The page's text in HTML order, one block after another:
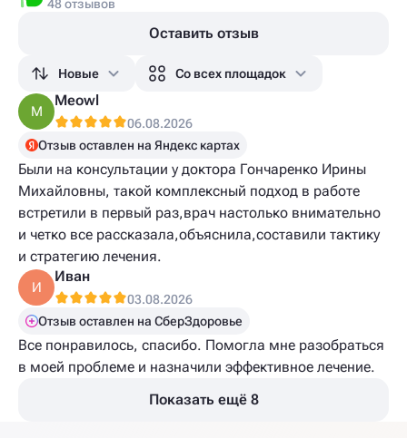
48 отзывов
Оставить отзыв
Новые Со всех площадок
M
Meowl
06.08.2026
Отзыв оставлен на Яндекс картах
Были на консультации у доктора Гончаренко Ирины
Михайловны, такой комплексный подход в работе
встретили в первый раз,врач настолько внимательно
и четко все рассказала,объяснила,составили тактику
и стратегию лечения.
И
Иван
03.08.2026
Отзыв оставлен на СберЗдоровье
Все понравилось, спасибо. Помогла мне разобраться
в моей проблеме и назначили эффективное лечение.
Показать ещё 8